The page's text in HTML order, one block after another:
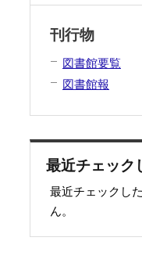
刊行物
図書館要覧
図書館報
最近チェック
最近チェックし
ん。